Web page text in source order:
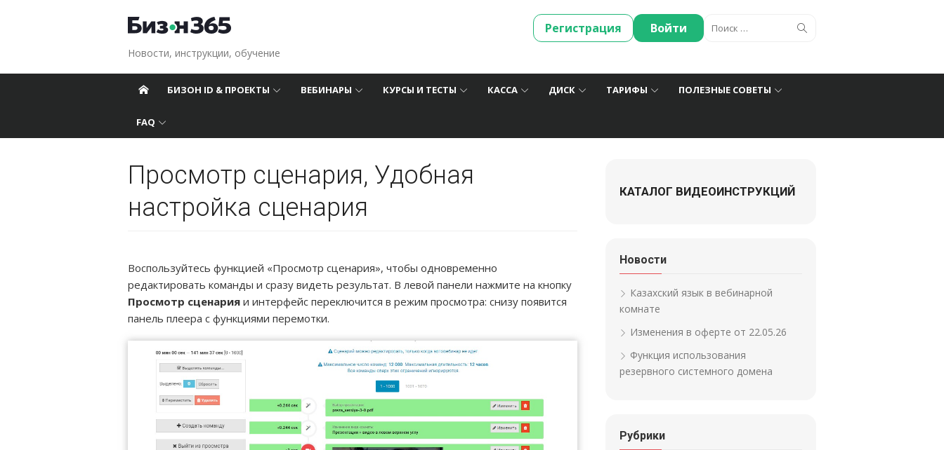
Новости, инструкции, обучение
Искать:
Регистрация Войти
БИЗОН ID & ПРОЕКТЫ ВЕБИНАРЫ КУРСЫ И ТЕСТЫ КАССА ДИСК ТАРИФЫ ПОЛЕЗНЫЕ СОВЕТЫ
FAQ
Просмотр сценария, Удобная
настройка сценария
Воспользуйтесь функцией «Просмотр сценария», чтобы одновременно
редактировать команды и сразу видеть результат. В левой панели нажмите на кнопку
Просмотр сценария и интерфейс переключится в режим просмотра: снизу появится
панель плеера с функциями перемотки.
КАТАЛОГ ВИДЕОИНСТРУКЦИЙ
Новости
Казахский язык в вебинарной
комнате
Изменения в оферте от 22.05.26
Функция использования
резервного системного домена
Рубрики